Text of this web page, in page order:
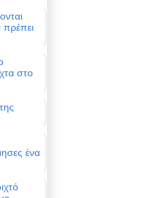
πρέπει
στο
ένα